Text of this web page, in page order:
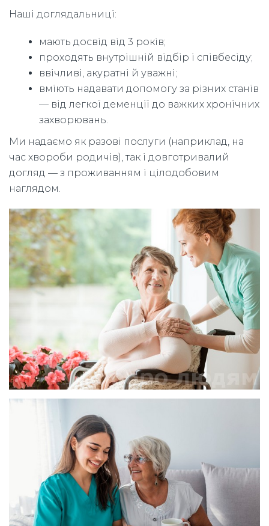
Наші доглядальниці:
мають досвід від 3 років;
проходять внутрішній відбір і співбесіду;
ввічливі, акуратні й уважні;
вміють надавати допомогу за різних станів
— від легкої деменції до важких хронічних
захворювань.
Ми надаємо як разові послуги (наприклад, на
час хвороби родичів), так і довготривалий
догляд — з проживанням і цілодобовим
наглядом.